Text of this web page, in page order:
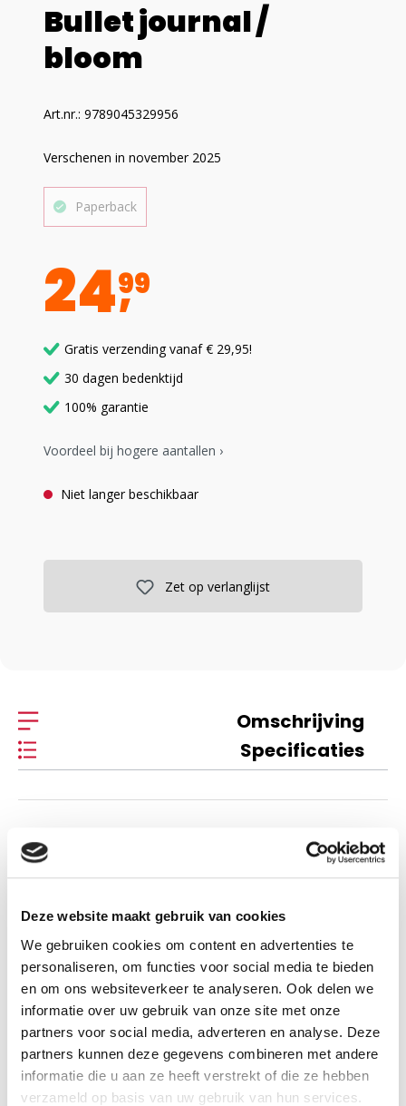
Deze website maakt gebruik van cookies
We gebruiken cookies om content en advertenties te
personaliseren, om functies voor social media te bieden
en om ons websiteverkeer te analyseren. Ook delen we
informatie over uw gebruik van onze site met onze
partners voor social media, adverteren en analyse. Deze
partners kunnen deze gegevens combineren met andere
informatie die u aan ze heeft verstrekt of die ze hebben
verzameld op basis van uw gebruik van hun services.
Bullet journal /
bloom
Art.nr.: 9789045329956
Verschenen in november 2025
Paperback
2499
Gratis verzending vanaf € 29,95!
30 dagen bedenktijd
100% garantie
Voordeel bij hogere aantallen ›
Niet langer beschikbaar
Zet op verlanglijst
Omschrijving
Specificaties
Omschrijving
Bullet journal / bloom
Dit bulletjournal van MUS is het perfecte notitieboek om al
jouw afspraken, taken, plannen, wensen, to-dolijstjes,
verjaardagen en nog véél meer op één plek en volgens
jouw eigen systeem te verzamelen. Dit journal is speciaal
ontwikkeld voor al jouw journalcreaties en is de absolute
broedplaats voor je creatiefste momenten!